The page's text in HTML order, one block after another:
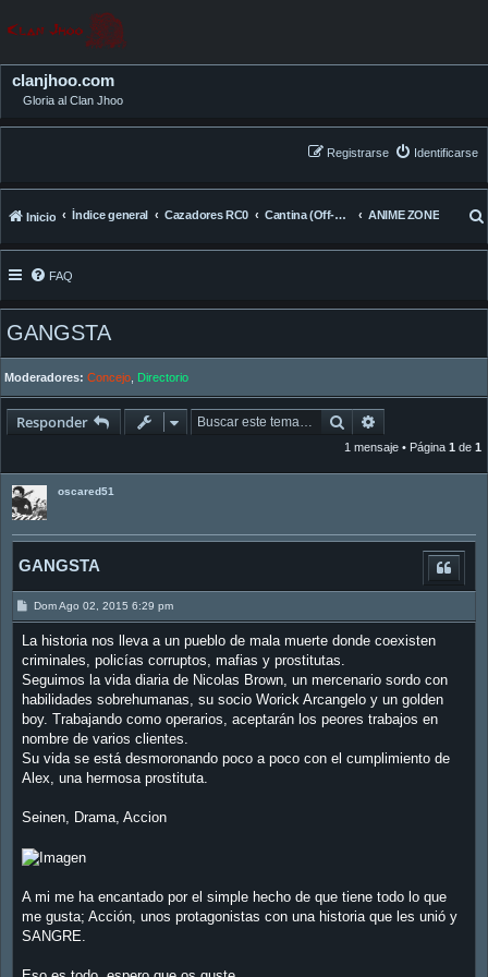
clanjhoo.com
Gloria al Clan Jhoo
Identificarse
Registrarse
Inicio Índice general Cazadores RC0 Cantina (Off-Topic) ANIME ZONE
FAQ
GANGSTA
Moderadores: Concejo Directorio
Responder Buscar
1 mensaje • Página 1 de 1
oscared51
GANGSTA
M
s
a
e
Dom Ago 02, 2015 6:29 pm
La historia nos lleva a un pueblo de mala muerte donde coexisten
criminales, policías corruptos, mafias y prostitutas.
Seguimos la vida diaria de Nicolas Brown, un mercenario sordo con
habilidades sobrehumanas, su socio Worick Arcangelo y un golden
boy. Trabajando como operarios, aceptarán los peores trabajos en
nombre de varios clientes.
Su vida se está desmoronando poco a poco con el cumplimiento de
Alex, una hermosa prostituta.
Seinen, Drama, Accion
A mi me ha encantado por el simple hecho de que tiene todo lo que
me gusta; Acción, unos protagonistas con una historia que les unió y
SANGRE.